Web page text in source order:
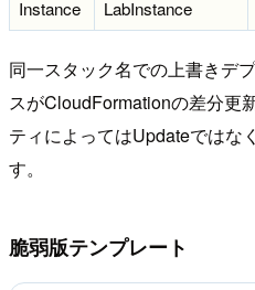
Instance
LabInstance
同一スタック名での上書きデ
スがCloudFormationの差分更
ティによってはUpdateではな
す。
脆弱版テンプレート